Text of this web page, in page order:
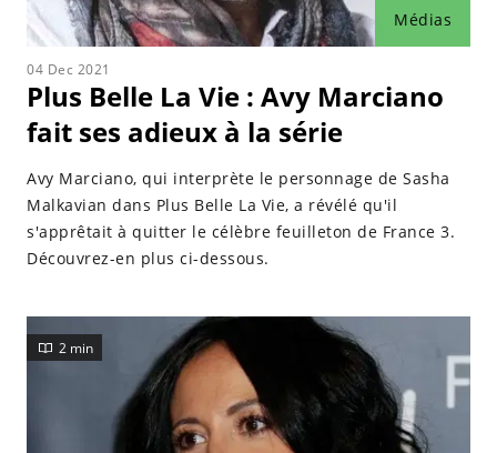
Médias
04 Dec 2021
Plus Belle La Vie : Avy Marciano
fait ses adieux à la série
Avy Marciano, qui interprète le personnage de Sasha
Malkavian dans Plus Belle La Vie, a révélé qu'il
s'apprêtait à quitter le célèbre feuilleton de France 3.
Découvrez-en plus ci-dessous.
2 min